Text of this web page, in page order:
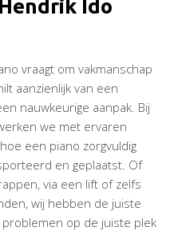
Ido
vraagt om vakmanschap
aanzienlijk van een
nauwkeurige aanpak. Bij
we met ervaren
een piano zorgvuldig
en geplaatst. Of
via een lift of zelfs
wij hebben de juiste
op de juiste plek